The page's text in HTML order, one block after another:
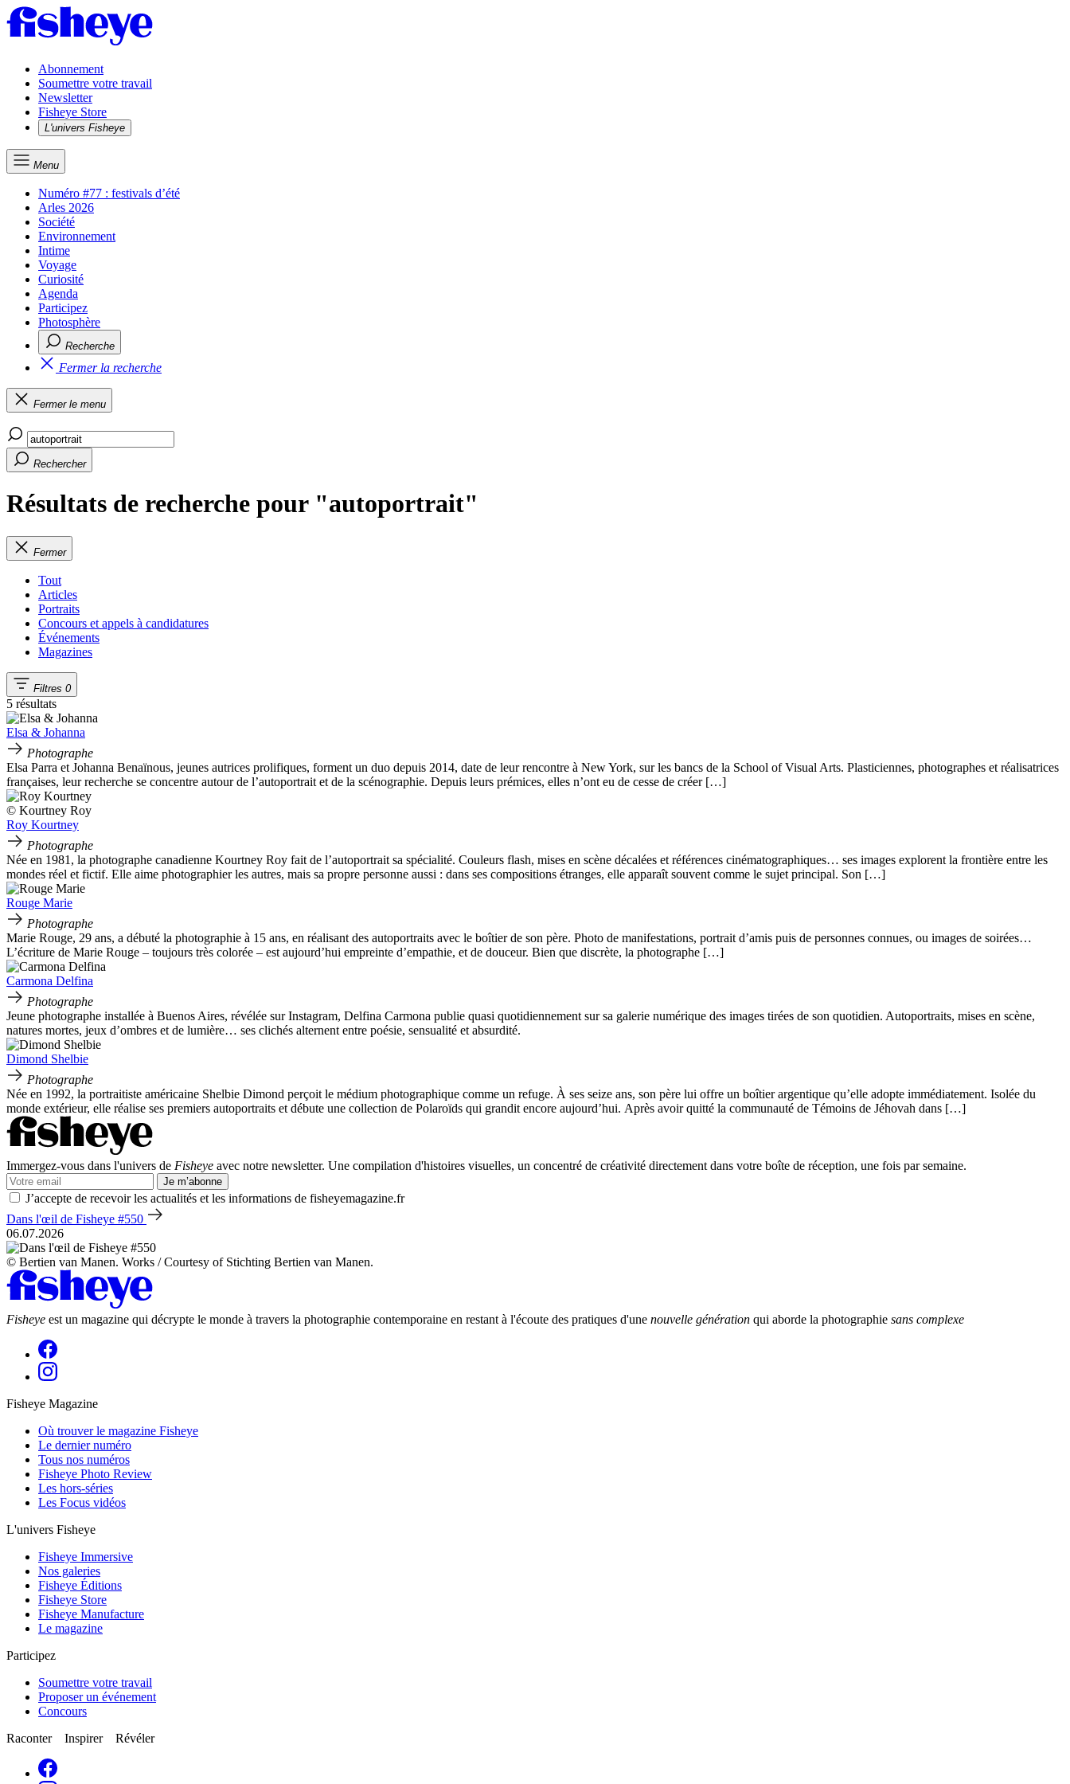
Abonnement
Soumettre votre travail
Newsletter
Fisheye Store
L'univers Fisheye
Menu
Numéro #77 : festivals d’été
Arles 2026
Société
Environnement
Intime
Voyage
Curiosité
Agenda
Participez
Photosphère
Recherche
Fermer la recherche
Fermer le menu
Rechercher
Résultats de recherche pour "autoportrait"
Fermer
Tout
Articles
Portraits
Concours et appels à candidatures
Événements
Magazines
Filtres 0
5 résultats
Elsa & Johanna
Photographe
Elsa Parra et Johanna Benaïnous, jeunes autrices prolifiques, forment un duo depuis 2014, date de leur rencontre à New York, sur les bancs de la School of Visual Arts. Plasticiennes, photographes et réalisatrices
françaises, leur recherche se concentre autour de l’autoportrait et de la scénographie. Depuis leurs prémices, elles n’ont eu de cesse de créer […]
© Kourtney Roy
Roy Kourtney
Photographe
Née en 1981, la photographe canadienne Kourtney Roy fait de l’autoportrait sa spécialité. Couleurs flash, mises en scène décalées et références cinématographiques… ses images explorent la frontière entre les
mondes réel et fictif. Elle aime photographier les autres, mais sa propre personne aussi : dans ses compositions étranges, elle apparaît souvent comme le sujet principal. Son […]
Rouge Marie
Photographe
Marie Rouge, 29 ans, a débuté la photographie à 15 ans, en réalisant des autoportraits avec le boîtier de son père. Photo de manifestations, portrait d’amis puis de personnes connues, ou images de soirées…
L’écriture de Marie Rouge – toujours très colorée – est aujourd’hui empreinte d’empathie, et de douceur. Bien que discrète, la photographe […]
Carmona Delfina
Photographe
Jeune photographe installée à Buenos Aires, révélée sur Instagram, Delfina Carmona publie quasi quotidiennement sur sa galerie numérique des images tirées de son quotidien. Autoportraits, mises en scène,
natures mortes, jeux d’ombres et de lumière… ses clichés alternent entre poésie, sensualité et absurdité.
Dimond Shelbie
Photographe
Née en 1992, la portraitiste américaine Shelbie Dimond perçoit le médium photographique comme un refuge. À ses seize ans, son père lui offre un boîtier argentique qu’elle adopte immédiatement. Isolée du
monde extérieur, elle réalise ses premiers autoportraits et débute une collection de Polaroïds qui grandit encore aujourd’hui. Après avoir quitté la communauté de Témoins de Jéhovah dans […]
Immergez-vous dans l'univers de Fisheye avec notre newsletter. Une compilation d'histoires visuelles, un concentré de créativité directement dans votre boîte de réception, une fois par semaine.
Je m’abonne
J’accepte de recevoir les actualités et les informations de fisheyemagazine.fr
Dans l'œil de Fisheye #550
06.07.2026
© Bertien van Manen. Works / Courtesy of Stichting Bertien van Manen.
Fisheye est un magazine qui décrypte le monde à travers la photographie contemporaine en restant à l'écoute des pratiques d'une nouvelle génération qui aborde la photographie sans complexe
Fisheye Magazine
Où trouver le magazine Fisheye
Le dernier numéro
Tous nos numéros
Fisheye Photo Review
Les hors-séries
Les Focus vidéos
L'univers Fisheye
Fisheye Immersive
Nos galeries
Fisheye Éditions
Fisheye Store
Fisheye Manufacture
Le magazine
Participez
Soumettre votre travail
Proposer un événement
Concours
Raconter Inspirer Révéler